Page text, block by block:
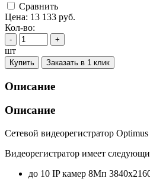
Cравнить
Цена: 13 133 руб.
Кол-во:
- +
шт
Купить Заказать в 1 клик
Описание
Описание
Сетевой видеорегистратор
Видеорегистратор имеет
до 10 IP камер 8Мп